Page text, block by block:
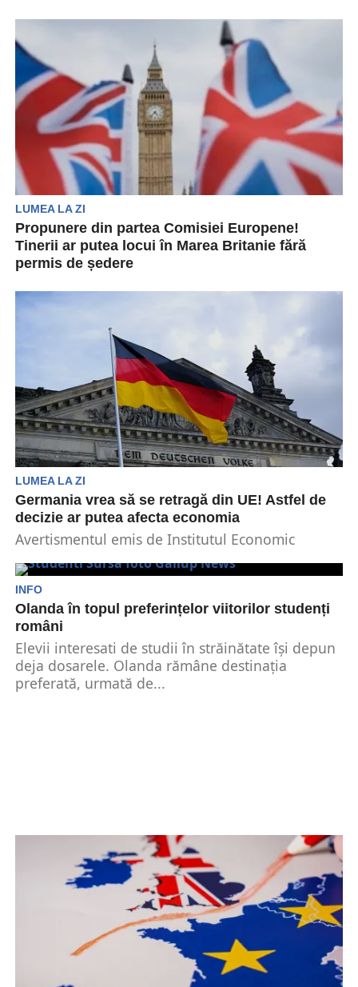
pericol sănătatea și chiar viața pacienților cu...
LUMEA LA ZI
Propunere din partea Comisiei Europene!
Tinerii ar putea locui în Marea Britanie fără
permis de ședere
negocierilor cu Marea Britanie pentru a permite
LUMEA LA ZI
Germania vrea să se retragă din UE! Astfel de
decizie ar putea afecta economia
Avertismentul emis de Institutul Economic
economice negative. O retragere a Germaniei...
INFO
Olanda în topul preferințelor viitorilor studenți
români
Elevii interesati de studii în străinătate își depun
deja dosarele. Olanda rămâne destinația
preferată, urmată de...